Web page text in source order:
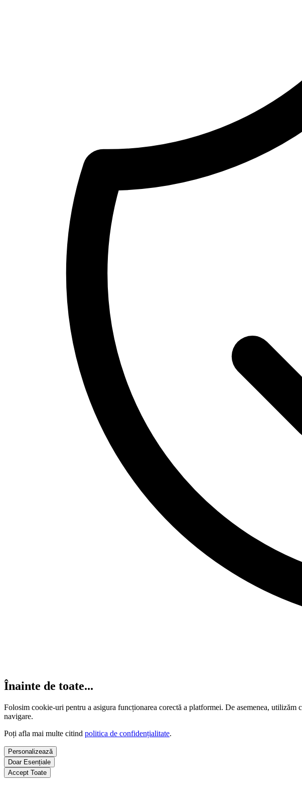
Înainte de toate...
Folosim cookie-uri pentru a asigura funcționarea corectă a platformei. De asemenea,
navigare.
Poți afla mai multe citind politica de confidențialitate.
Personalizează
Doar Esențiale
Accept Toate